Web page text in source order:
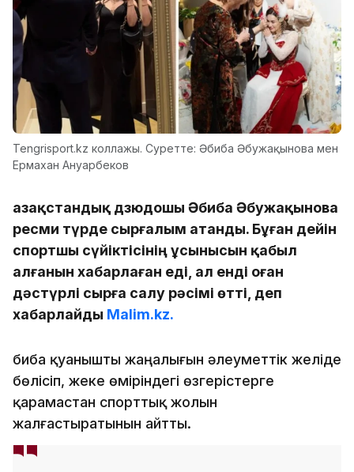
Tengrisport.kz коллажы. Суретте: Әбиба Әбужақынова мен
Ермахан Ануарбеков
Қазақстандық дзюдошы Әбиба Әбужақынова
ресми түрде сырғалым атанды. Бұған дейін
спортшы сүйіктісінің ұсынысын қабыл
алғанын хабарлаған еді, ал енді оған
дәстүрлі сырға салу рәсімі өтті, деп
хабарлайды Malim.kz.
Әбиба қуанышты жаңалығын әлеуметтік желіде
бөлісіп, жеке өміріндегі өзгерістерге
қарамастан спорттық жолын
жалғастыратынын айтты.